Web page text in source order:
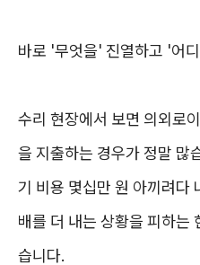
바로 '무엇을' 진열하고 '어
수리 현장에서 보면 의외로
을 지출하는 경우가 정말
기 비용 몇십만 원 아끼려다
배를 더 내는 상황을 피하는
습니다.